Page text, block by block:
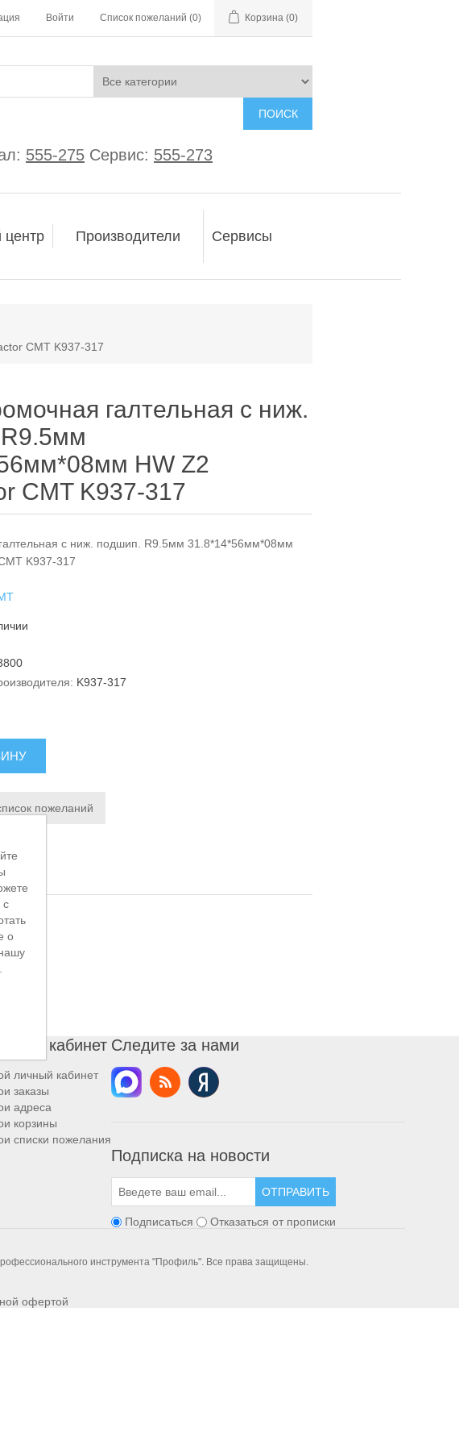
Войти Список пожеланий (0) Корзина (0)
ПОИСК
555-275 Сервис: 555-273
центр Производители Сервисы
CMT K937-317
галтельная с ниж.
HW Z2
CMT K937-317
с ниж. подшип. R9.5мм 31.8*14*56мм*08мм
K937-317
K937-317
пожеланий
кабинет
личный кабинет
заказы
адреса
корзины
списки пожелания
Следите за нами
Подписка на новости
ОТПРАВИТЬ
Подписаться Отказаться от прописки
инструмента "Профиль". Все права защищены.
офертой
с
о